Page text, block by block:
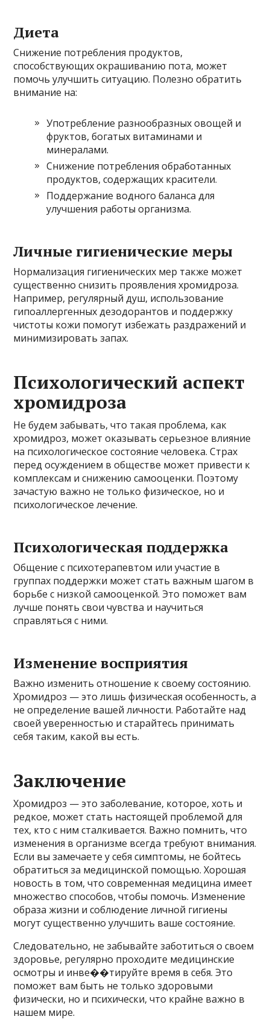
Диета
Снижение потребления продуктов,
способствующих окрашиванию пота, может
помочь улучшить ситуацию. Полезно обратить
внимание на:
Употребление разнообразных овощей и
фруктов, богатых витаминами и
минералами.
Снижение потребления обработанных
продуктов, содержащих красители.
Поддержание водного баланса для
улучшения работы организма.
Личные гигиенические меры
Нормализация гигиенических мер также может
существенно снизить проявления хромидроза.
Например, регулярный душ, использование
гипоаллергенных дезодорантов и поддержку
чистоты кожи помогут избежать раздражений и
минимизировать запах.
Психологический аспект
хромидроза
Не будем забывать, что такая проблема, как
хромидроз, может оказывать серьезное влияние
на психологическое состояние человека. Страх
перед осуждением в обществе может привести к
комплексам и снижению самооценки. Поэтому
зачастую важно не только физическое, но и
психологическое лечение.
Психологическая поддержка
Общение с психотерапевтом или участие в
группах поддержки может стать важным шагом в
борьбе с низкой самооценкой. Это поможет вам
лучше понять свои чувства и научиться
справляться с ними.
Изменение восприятия
Важно изменить отношение к своему состоянию.
Хромидроз — это лишь физическая особенность, а
не определение вашей личности. Работайте над
своей уверенностью и старайтесь принимать
себя таким, какой вы есть.
Заключение
Хромидроз — это заболевание, которое, хоть и
редкое, может стать настоящей проблемой для
тех, кто с ним сталкивается. Важно помнить, что
изменения в организме всегда требуют внимания.
Если вы замечаете у себя симптомы, не бойтесь
обратиться за медицинской помощью. Хорошая
новость в том, что современная медицина имеет
множество способов, чтобы помочь. Изменение
образа жизни и соблюдение личной гигиены
могут существенно улучшить ваше состояние.
Следовательно, не забывайте заботиться о своем
здоровье, регулярно проходите медицинские
осмотры и инве��тируйте время в себя. Это
поможет вам быть не только здоровыми
физически, но и психически, что крайне важно в
нашем мире.